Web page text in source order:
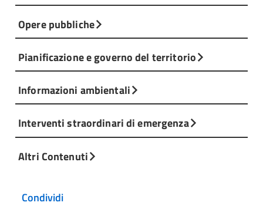
Opere pubbliche
Pianificazione e governo del territorio
Informazioni ambientali
Interventi straordinari di emergenza
Altri Contenuti
Condividi